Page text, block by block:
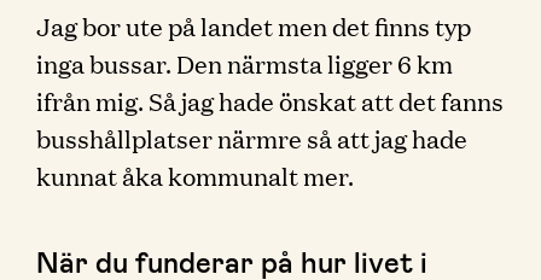
Jag bor ute på landet men det finns typ
inga bussar. Den närmsta ligger 6 km
ifrån mig. Så jag hade önskat att det fanns
busshållplatser närmre så att jag hade
kunnat åka kommunalt mer.
När du funderar på hur livet i